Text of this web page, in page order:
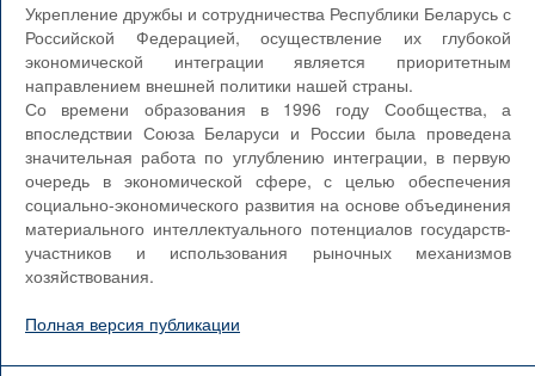
Укрепление дружбы и сотрудничества Республики Беларусь с
Российской Федерацией, осуществление их глубокой
экономической интеграции является приоритетным
направлением внешней политики нашей страны.
Со времени образования в 1996 году Сообщества, а
впоследствии Союза Беларуси и России была проведена
значительная работа по углублению интеграции, в первую
очередь в экономической сфере, с целью обеспечения
социально-экономического развития на основе объединения
материального интеллектуального потенциалов государств-
участников и использования рыночных механизмов
хозяйствования.
Полная версия публикации